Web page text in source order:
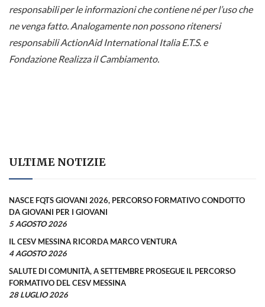
responsabili per le informazioni che contiene né per l’uso che
ne venga fatto. Analogamente non possono ritenersi
responsabili ActionAid International Italia E.T.S. e
Fondazione Realizza il Cambiamento.
ULTIME NOTIZIE
NASCE FQTS GIOVANI 2026, PERCORSO FORMATIVO CONDOTTO
DA GIOVANI PER I GIOVANI
5 AGOSTO 2026
IL CESV MESSINA RICORDA MARCO VENTURA
4 AGOSTO 2026
SALUTE DI COMUNITÀ, A SETTEMBRE PROSEGUE IL PERCORSO
FORMATIVO DEL CESV MESSINA
28 LUGLIO 2026